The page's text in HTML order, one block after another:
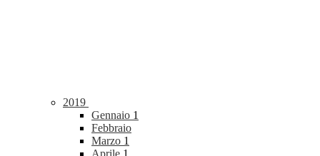
2019
Gennaio 1
Febbraio
Marzo 1